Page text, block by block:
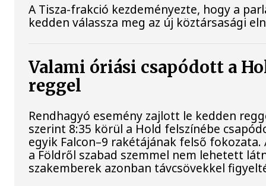
A Tisza-frakció kezdeményezte, hogy a
kedden válassza meg az új köztársasági
Valami óriási csapódott a
reggel
Rendhagyó esemény zajlott le kedden
szerint 8:35 körül a Hold felszínébe
egyik Falcon–9 rakétájának felső fokozata.
a Földről szabad szemmel nem lehetett
szakemberek azonban távcsövekkel